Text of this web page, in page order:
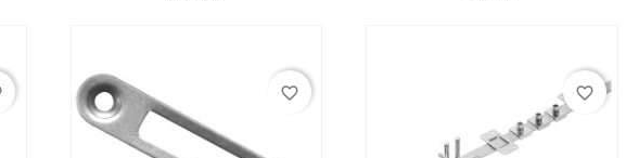
favorite_border favorite_border